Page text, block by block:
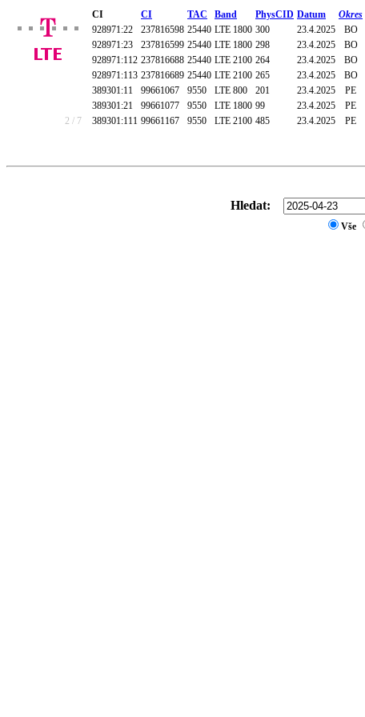
CI CI TAC Band PhysCID Datum Okres
928971:22
237816598 25440 LTE 1800 300 23.4.2025 BO
928971:23
237816599 25440 LTE 1800 298 23.4.2025 BO
928971:112 237816688 25440 LTE 2100 264 23.4.2025 BO
928971:113 237816689 25440 LTE 2100 265 23.4.2025 BO
389301:11
99661067 9550 LTE 800 201 23.4.2025 PE
389301:21
99661077 9550 LTE 1800 99 23.4.2025 PE
2 / 7
389301:111 99661167 9550 LTE 2100 485 23.4.2025 PE
Hledat:
Vše